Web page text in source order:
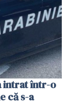
intrat într-o
că s-a